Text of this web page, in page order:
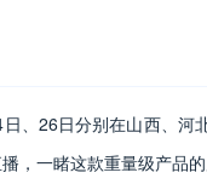
、26日分别在山西、河
，一睹这款重量级产品